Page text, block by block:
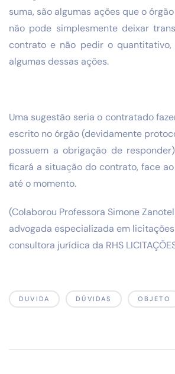
suma, são algumas ações que o
não pode simplesmente deixar
contrato e não pedir o
algumas dessas ações.
Uma sugestão seria o contratado
escrito no órgão (devidamente
possuem a obrigação de
ficará a situação do contrato, face
até o momento.
(Colaborou Professora Simone
advogada especializada em
consultora jurídica da RHS
DUVIDA DÚVIDAS OBJETO